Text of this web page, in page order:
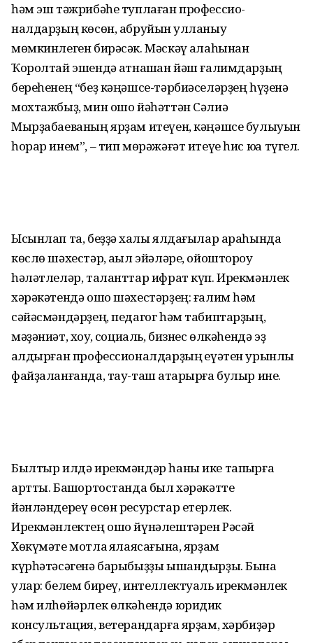
һәм эш тәжрибәһе туплаған профес­сио­
налдарҙың көсөн, абруйын ҡулла­ныу
мөмкинлеген бирәсәк. Мәскәү ҡа­лаһынан
Ҡоролтай эшендә ҡатнашҡан йәш ғалимдарҙың
береһенең “беҙ кәңәшсе-тәрбиәсе­ләрҙең һүҙенә
мохтажбыҙ, мин ошо йәһәттән Сәлиә
Мырҙабаеваның ярҙам итеүен, кәңәшсе булыуын
һорар инем”, – тип мөрәжәғәт итеүе һис юҡҡа түгел.
Ысынлап та, беҙҙә хаҡлы ялдағылар араһында
көслө шәхестәр, аҡыл эйәләре, ойоштороу
һәләтлеләр, таланттар ифрат күп. Ирекмәнлек
хәрәкәтендә ошо шәхестәрҙең: ғалим һәм
сәйәсмәндәрҙең, педагог һәм табиптарҙың,
мәҙәниәт, хоҡуҡ, социаль, бизнес өлкәһендә эҙ
ҡалдырған профессионалдарҙың ҡеүәтен урынлы
файҙаланғанда, тау-таш аҡтарырға булыр ине.
Былтыр илдә ирекмәндәр һаны ике тапҡырға
артты. Башҡортостанда был хәрәкәтте
йәнләндереү өсөн ресурстар етерлек.
Ирекмәнлектең ошо йүнә­леш­тәрен Рәсәй
Хөкүмәте мотлаҡ яҡлаяса­ғына, ярҙам
күрһәтәсәгенә барыбыҙҙы ышандырҙы. Бына
улар: белем биреү, интеллектуаль ирекмәнлек
һәм илһө­йәрлек өлкәһендә юридик
консультация, ветерандарға ярҙам, хәрбиҙәр